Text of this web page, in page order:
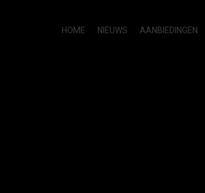
HOME NIEUWS AANBIEDINGEN